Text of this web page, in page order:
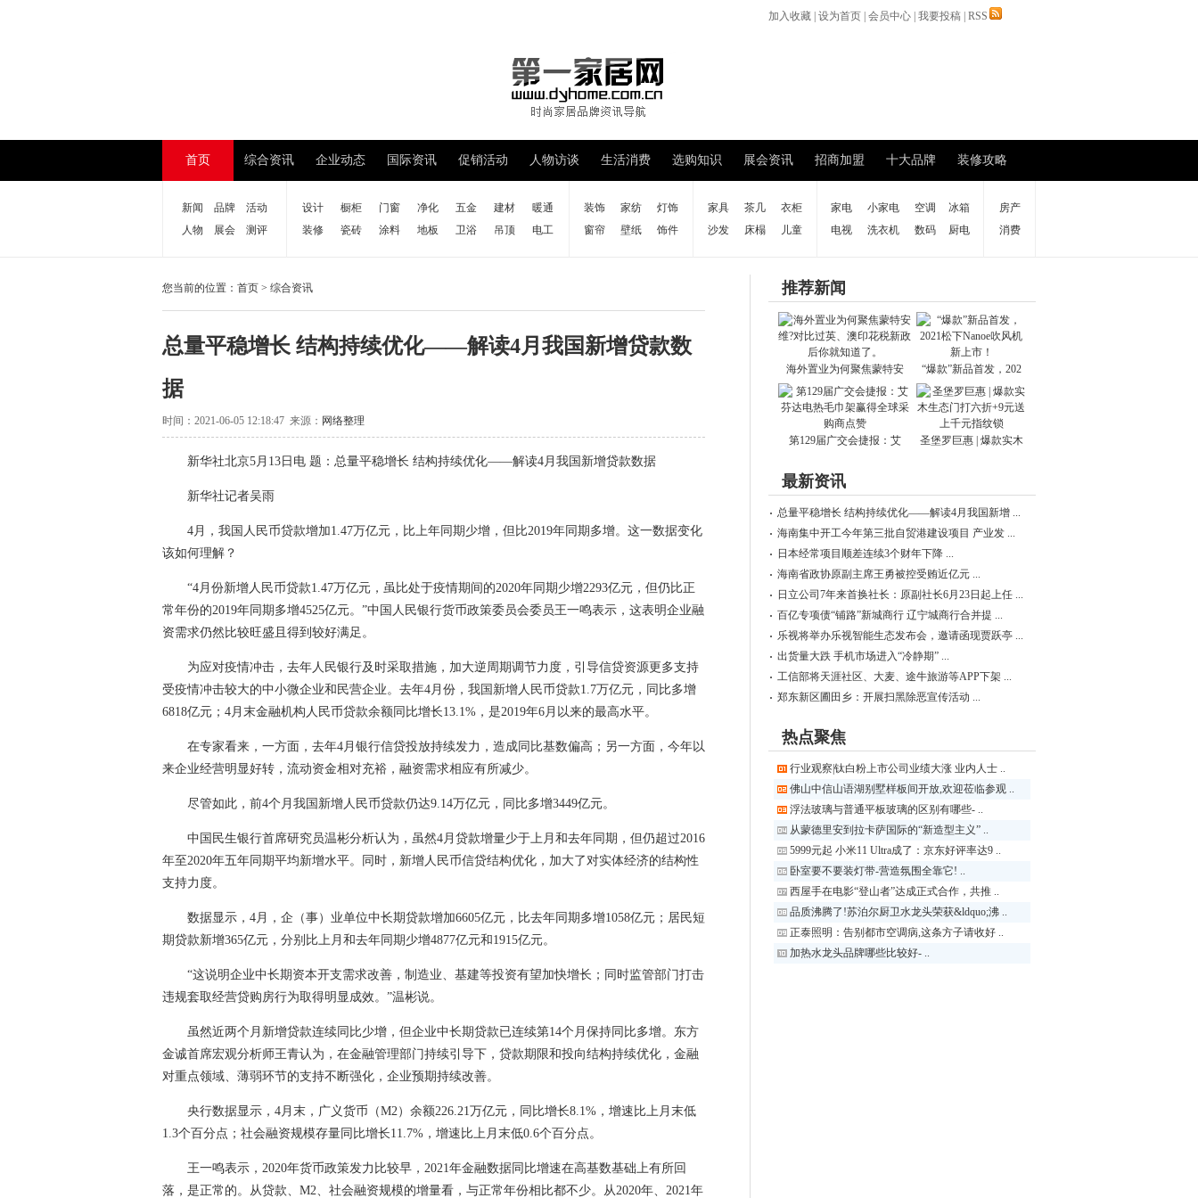
加入收藏 设为首页 会员中心 我要投稿 RSS
首页 综合资讯 企业动态 国际资讯 促销活动 人物访谈 生活消费 选购知识 展会资讯 招商加盟 十大品牌 装修攻略
新闻 品牌
活动
人物
展会 测评
设计 橱柜 门窗 净化 五金 建材
暖通
装修
瓷砖 涂料 地板 卫浴 吊顶 电工
装饰 家纺
灯饰
窗帘
壁纸 饰件
家具 茶几
衣柜
沙发
床榻 儿童
家电 小家电 空调
冰箱
电视
洗衣机 数码 厨电
房产
消费
您当前的位置： 首页 > 综合资讯
总量平稳增长 结构持续优化——解读4月我国新增贷款数
据
时间：2021-06-05 12:18:47 来源： 网络整理
新华社北京5月13日电 题：总量平稳增长 结构持续优化——解读4月我国新增贷款数据
新华社记者吴雨
4月，我国人民币贷款增加1.47万亿元，比上年同期少增，但比2019年同期多增。这一数据变化
该如何理解？
“4月份新增人民币贷款1.47万亿元，虽比处于疫情期间的2020年同期少增2293亿元，但仍比正
常年份的2019年同期多增4525亿元。”中国人民银行货币政策委员会委员王一鸣表示，这表明企业融
资需求仍然比较旺盛且得到较好满足。
为应对疫情冲击，去年人民银行及时采取措施，加大逆周期调节力度，引导信贷资源更多支持
受疫情冲击较大的中小微企业和民营企业。去年4月份，我国新增人民币贷款1.7万亿元，同比多增
6818亿元；4月末金融机构人民币贷款余额同比增长13.1%，是2019年6月以来的最高水平。
在专家看来，一方面，去年4月银行信贷投放持续发力，造成同比基数偏高；另一方面，今年以
来企业经营明显好转，流动资金相对充裕，融资需求相应有所减少。
尽管如此，前4个月我国新增人民币贷款仍达9.14万亿元，同比多增3449亿元。
中国民生银行首席研究员温彬分析认为，虽然4月贷款增量少于上月和去年同期，但仍超过2016
年至2020年五年同期平均新增水平。同时，新增人民币信贷结构优化，加大了对实体经济的结构性
支持力度。
数据显示，4月，企（事）业单位中长期贷款增加6605亿元，比去年同期多增1058亿元；居民短
期贷款新增365亿元，分别比上月和去年同期少增4877亿元和1915亿元。
“这说明企业中长期资本开支需求改善，制造业、基建等投资有望加快增长；同时监管部门打击
违规套取经营贷购房行为取得明显成效。”温彬说。
虽然近两个月新增贷款连续同比少增，但企业中长期贷款已连续第14个月保持同比多增。东方
金诚首席宏观分析师王青认为，在金融管理部门持续引导下，贷款期限和投向结构持续优化，金融
对重点领域、薄弱环节的支持不断强化，企业预期持续改善。
央行数据显示，4月末，广义货币（M2）余额226.21万亿元，同比增长8.1%，增速比上月末低
1.3个百分点；社会融资规模存量同比增长11.7%，增速比上月末低0.6个百分点。
王一鸣表示，2020年货币政策发力比较早，2021年金融数据同比增速在高基数基础上有所回
落，是正常的。从贷款、M2、社会融资规模的增量看，与正常年份相比都不少。从2020年、2021年
推荐新闻
海外置业为何聚焦蒙特安 “爆款”新品首发，202
第129届广交会捷报：艾 圣堡罗巨惠 | 爆款实木
最新资讯
总量平稳增长 结构持续优化——解读4月我国新增 ...
海南集中开工今年第三批自贸港建设项目 产业发 ...
日本经常项目顺差连续3个财年下降 ...
海南省政协原副主席王勇被控受贿近亿元 ...
日立公司7年来首换社长：原副社长6月23日起上任 ...
百亿专项债“铺路”新城商行 辽宁城商行合并提 ...
乐视将举办乐视智能生态发布会，邀请函现贾跃亭 ...
出货量大跌 手机市场进入“冷静期” ...
工信部将天涯社区、大麦、途牛旅游等APP下架 ...
郑东新区圃田乡：开展扫黑除恶宣传活动 ...
热点聚焦
行业观察|钛白粉上市公司业绩大涨 业内人士 ..
佛山中信山语湖别墅样板间开放,欢迎莅临参观 ..
浮法玻璃与普通平板玻璃的区别有哪些- ..
从蒙德里安到拉卡萨国际的“新造型主义” ..
5999元起 小米11 Ultra成了：京东好评率达9 ..
卧室要不要装灯带-营造氛围全靠它! ..
西屋手在电影“登山者”达成正式合作，共推 ..
品质沸腾了!苏泊尔厨卫水龙头荣获&ldquo;沸 ..
正泰照明：告别都市空调病,这条方子请收好 ..
加热水龙头品牌哪些比较好- ..